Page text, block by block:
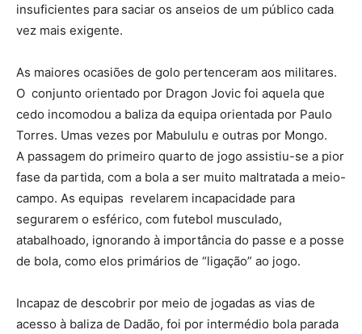
insuficientes para saciar os anseios de um público cada
vez mais exigente.
As maiores ocasiões de golo pertenceram aos militares.
O conjunto orientado por Dragon Jovic foi aquela que
cedo incomodou a baliza da equipa orientada por Paulo
Torres. Umas vezes por Mabululu e outras por Mongo.
A passagem do primeiro quarto de jogo assistiu-se a pior
fase da partida, com a bola a ser muito maltratada a meio-
campo. As equipas revelarem incapacidade para
segurarem o esférico, com futebol musculado,
atabalhoado, ignorando à importância do passe e a posse
de bola, como elos primários de “ligação” ao jogo.
Incapaz de descobrir por meio de jogadas as vias de
acesso à baliza de Dadão, foi por intermédio bola parada